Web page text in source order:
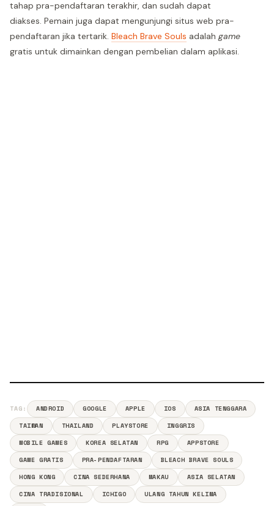
tahap pra-pendaftaran terakhir, dan sudah dapat
diakses. Pemain juga dapat mengunjungi situs web pra-
pendaftaran jika tertarik. Bleach Brave Souls adalah game
gratis untuk dimainkan dengan pembelian dalam aplikasi.
TAG: ANDROID GOOGLE APPLE IOS
ASIA TENGGARA
TAIWAN
THAILAND PLAYSTORE
INGGRIS
MOBILE GAMES
KOREA SELATAN RPG
APPSTORE
GAME GRATIS
PRA-PENDAFTARAN
BLEACH BRAVE SOULS
HONG KONG
CINA SEDERHANA MAKAU
ASIA SELATAN
CINA TRADISIONAL
ICHIGO
ULANG TAHUN KELIMA